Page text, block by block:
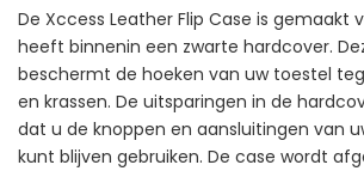
De Xccess Leather Flip Case is gemaakt
heeft binnenin een zwarte hardcover.
beschermt de hoeken van uw toestel
en krassen. De uitsparingen in de
dat u de knoppen en aansluitingen van
kunt blijven gebruiken. De case wordt